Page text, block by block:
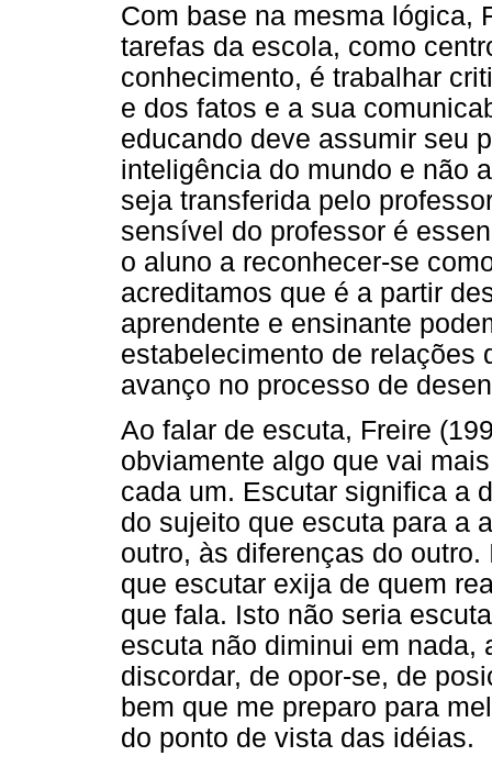
Com base na mesma lógica,
tarefas da escola, como
conhecimento, é trabalhar
e dos fatos e a sua
educando deve assumir seu
inteligência do mundo e não
seja transferida pelo
sensível do professor é
o aluno a reconhecer-se
acreditamos que é a partir
aprendente e ensinante
estabelecimento de relações
avanço no processo de
Ao falar de escuta, Freire
obviamente algo que vai
cada um. Escutar significa a
do sujeito que escuta para a
outro, às diferenças do
que escutar exija de quem
que fala. Isto não seria
escuta não diminui em nada,
discordar, de opor-se, de
bem que me preparo para
do ponto de vista das idéias.